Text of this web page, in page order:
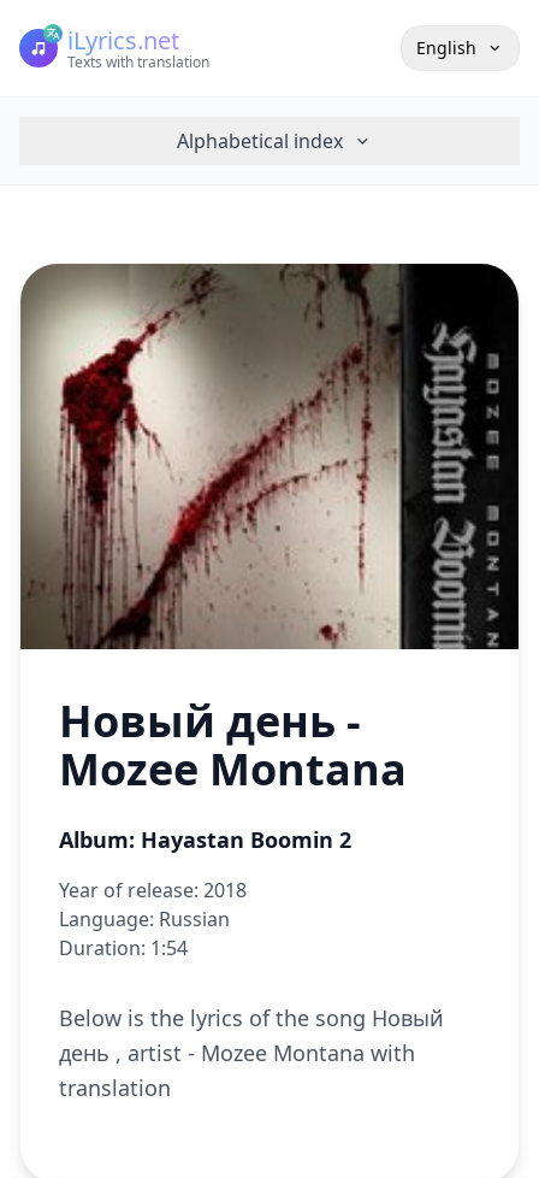
iLyrics.net
Texts with translation
English
Alphabetical index
Новый день -
Mozee Montana
Album: Hayastan Boomin 2
Year of release: 2018
Language: Russian
Duration: 1:54
Below is the lyrics of the song Новый
день , artist - Mozee Montana with
translation